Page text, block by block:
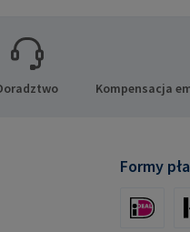
Kompensacja
Formy